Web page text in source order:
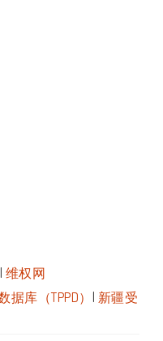
| 维权网
库（TPPD） | 新疆受